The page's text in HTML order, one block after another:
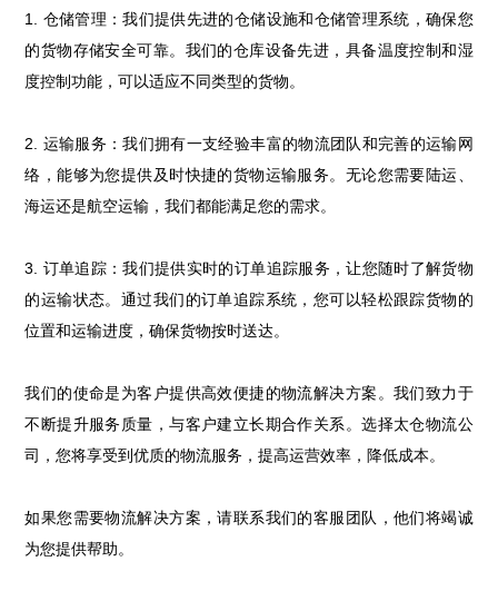
1. 仓储管理：我们提供先进的仓储设施和仓储管理系统，确保您
的货物存储安全可靠。我们的仓库设备先进，具备温度控制和湿
度控制功能，可以适应不同类型的货物。
2. 运输服务：我们拥有一支经验丰富的物流团队和完善的运输网
络，能够为您提供及时快捷的货物运输服务。无论您需要陆运、
海运还是航空运输，我们都能满足您的需求。
3. 订单追踪：我们提供实时的订单追踪服务，让您随时了解货物
的运输状态。通过我们的订单追踪系统，您可以轻松跟踪货物的
位置和运输进度，确保货物按时送达。
我们的使命是为客户提供高效便捷的物流解决方案。我们致力于
不断提升服务质量，与客户建立长期合作关系。选择太仓物流公
司，您将享受到优质的物流服务，提高运营效率，降低成本。
如果您需要物流解决方案，请联系我们的客服团队，他们将竭诚
为您提供帮助。